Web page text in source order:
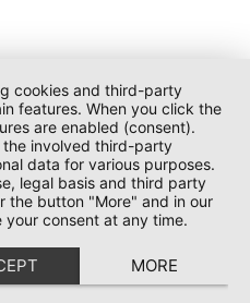
cookies and third-party
features. When you click the
are enabled (consent).
involved third-party
data for various purposes.
legal basis and third party
the button "More" and in our
consent at any time.
MORE